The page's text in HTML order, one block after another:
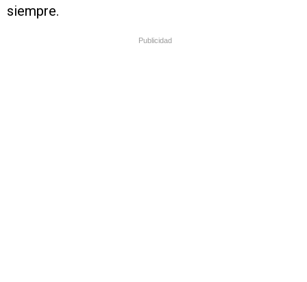
siempre.
Publicidad